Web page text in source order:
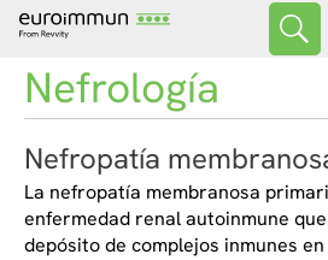
Nefrología
Nefropatía
La nefropatía membranosa
enfermedad renal autoinmune
depósito de complejos inmunes